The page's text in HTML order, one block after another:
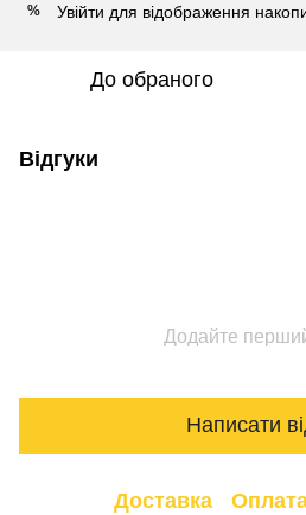
% Увійти для відображення
До обраного
Відгуки
Додайте
Написати
Доставка